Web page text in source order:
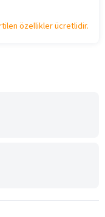
özellikler ücretlidir.